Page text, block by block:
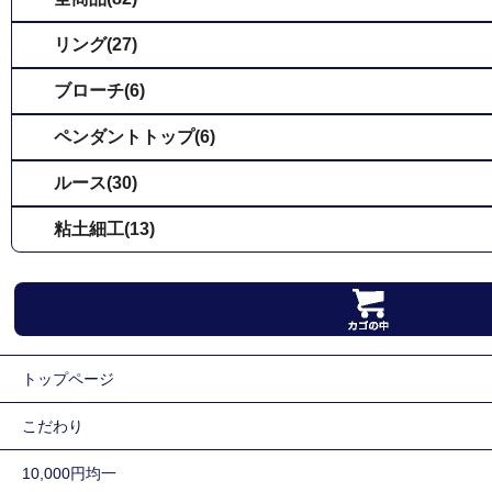
リング(27)
ブローチ(6)
ペンダントトップ(6)
ルース(30)
粘土細工(13)
トップページ
こだわり
10,000円均一